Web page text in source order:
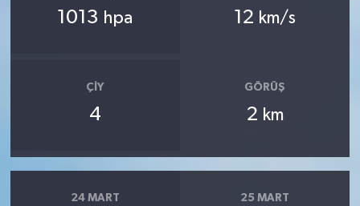
1013 hpa 12 km/s
ÇIY
4
GÖRÜŞ
2 km
24 MART 25 MART